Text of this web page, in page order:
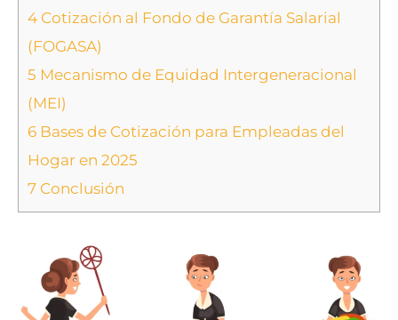
4 Cotización al Fondo de Garantía Salarial
(FOGASA)
5 Mecanismo de Equidad Intergeneracional
(MEI)
6 Bases de Cotización para Empleadas del
Hogar en 2025
7 Conclusión